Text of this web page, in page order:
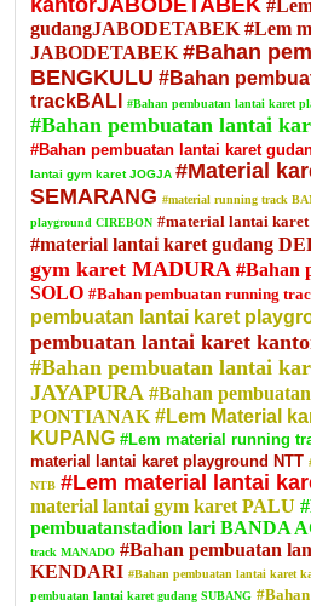
kantorJABODETABEK
gudangJABODETABEK #Lem
JABODETABEK #Bahan
BENGKULU #Bahan
trackBALI
#Bahan pembuatan lantai karet
#Bahan pembuatan lantai
#Bahan pembuatan lantai karet
lantai gym karet JOGJA #Material
SEMARANG #material running track
playground CIREBON #material lantai
#material lantai karet gudang
gym karet MADURA #Bahan
SOLO #Bahan pembuatan running
pembuatan lantai karet
pembuatan lantai karet
#Bahan pembuatan lantai
JAYAPURA #Bahan
PONTIANAK #Lem Material
KUPANG #Lem material running
material lantai karet playground NTT
NTB #Lem material lantai
material lantai gym karet PALU
pembuatanstadion lari BANDA
track MANADO #Bahan pembuatan
KENDARI #Bahan pembuatan lantai karet
pembuatan lantai karet gudang SUBANG